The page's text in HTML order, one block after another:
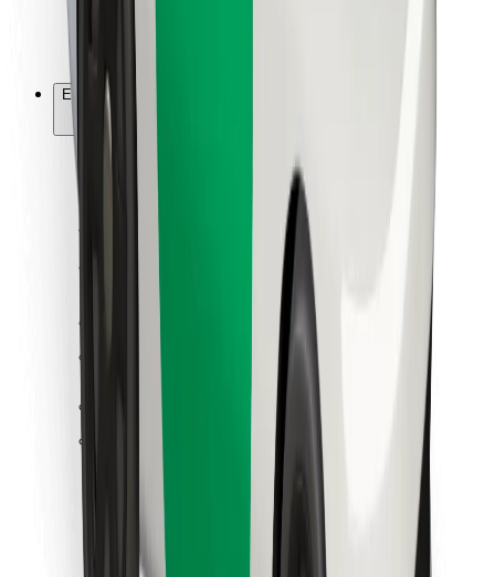
Éttermeknek
Bolt for Business
Egyéb
Felhasználási feltételek
Pár perc alatt ott vagyunk érted!
Bolt alkalmazás letöltése
Találd meg kedvenc ételedet!
Bolt Food app letöltése